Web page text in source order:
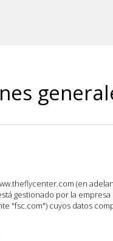
(en
gestionado por la empresa
"fsc.com") cuyos datos